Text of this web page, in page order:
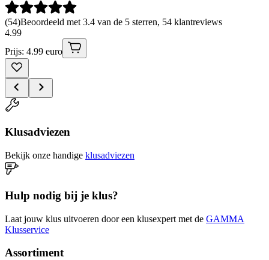
(54)Beoordeeld met 3.4 van de 5 sterren, 54 klantreviews
4.99
Prijs: 4.99 euro
Klusadviezen
Bekijk onze handige klusadviezen
Hulp nodig bij je klus?
Laat jouw klus uitvoeren door een klusexpert met de GAMMA
Klusservice
Assortiment